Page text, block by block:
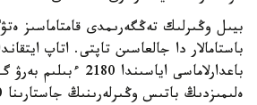
بيىل وڭىرلىك تەڭگەرىمدى قامتاماسىز
باستامالار دا جالعاسىن تاپتى. اتاپ
باعدارلاماسى